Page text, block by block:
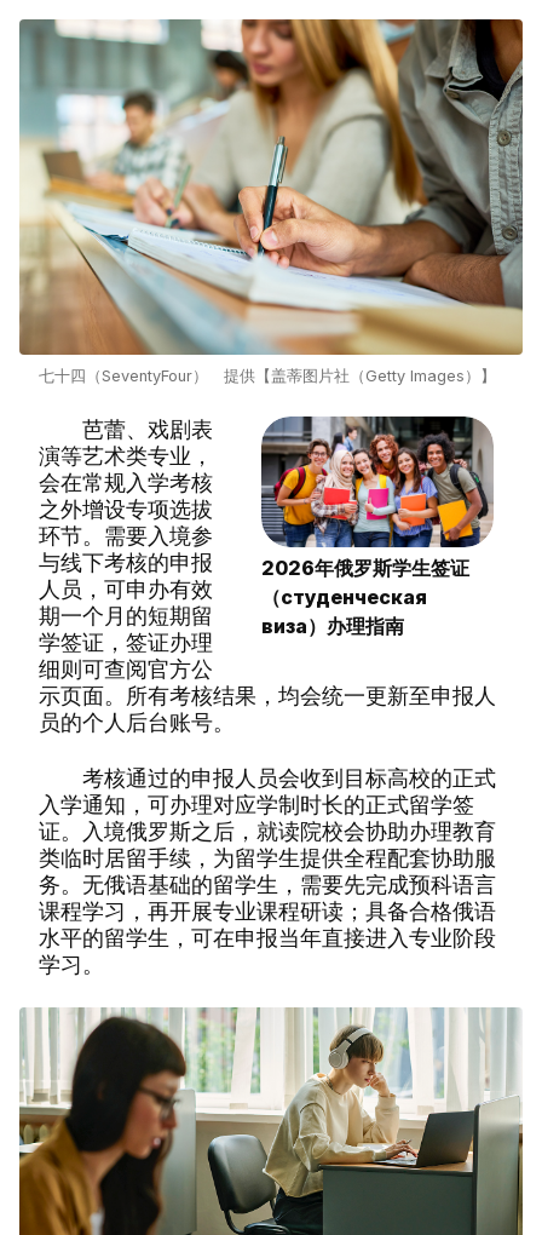
七十四（SeventyFour） 提供【盖蒂图片社（Getty Images）】
2026年俄罗斯学生签证
（студенческая
виза）办理指南
芭蕾、戏剧表
演等艺术类专业，
会在常规入学考核
之外增设专项选拔
环节。需要入境参
与线下考核的申报
人员，可申办有效
期一个月的短期留
学签证，签证办理
细则可查阅官方公
示页面。所有考核结果，均会统一更新至申报人
员的个人后台账号。
考核通过的申报人员会收到目标高校的正式
入学通知，可办理对应学制时长的正式留学签
证。入境俄罗斯之后，就读院校会协助办理教育
类临时居留手续，为留学生提供全程配套协助服
务。无俄语基础的留学生，需要先完成预科语言
课程学习，再开展专业课程研读；具备合格俄语
水平的留学生，可在申报当年直接进入专业阶段
学习。